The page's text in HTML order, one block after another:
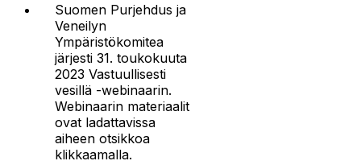
Suomen Purjehdus ja
Veneilyn
Ympäristökomitea
järjesti 31. toukokuuta
2023 Vastuullisesti
vesillä -webinaarin.
Webinaarin materiaalit
ovat ladattavissa
aiheen otsikkoa
klikkaamalla.